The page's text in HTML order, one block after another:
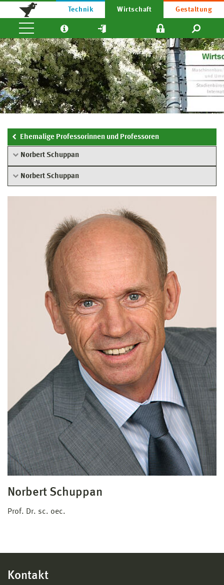
Technik Wirtschaft Gestaltung
Ehemalige Professorinnen und Professoren
Norbert Schuppan
Norbert Schuppan
Norbert Schuppan
Prof. Dr. sc. oec.
Kontakt